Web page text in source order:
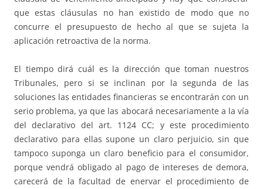
que estas cláusulas no han existido de modo que no
concurre el presupuesto de hecho al que se sujeta la
aplicación retroactiva de la norma.
El tiempo dirá cuál es la dirección que toman nuestros
Tribunales, pero si se inclinan por la segunda de las
soluciones las entidades financieras se encontrarán con un
serio problema, ya que las abocará necesariamente a la vía
del declarativo del art. 1124 CC; y este procedimiento
declarativo para ellas supone un claro perjuicio, sin que
tampoco suponga un claro beneficio para el consumidor,
porque vendrá obligado al pago de intereses de demora,
carecerá de la facultad de enervar el procedimiento de